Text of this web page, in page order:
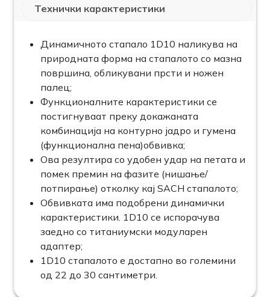
Технички карактеристики
Динамичното стапало 1D10 наликува на
природната форма на стапалото со мазна
површина, обликувани прсти и ножен
палец;
Функционалните карактеристики се
постигнуваат преку докажаната
комбинација на контурно јадро и гумена
(функционална пена)обвивка;
Ова резултира со удобен удар на петата и
помек премин на фазите (нишање/
потпирање) отколку кај SACH стапалото;
Обвивката има подобрени динамички
карактеристики. 1D10 се испорачува
заедно со титаниумски модуларен
адаптер;
1D10 стапалото е достапно во големини
од 22 до 30 сантиметри.